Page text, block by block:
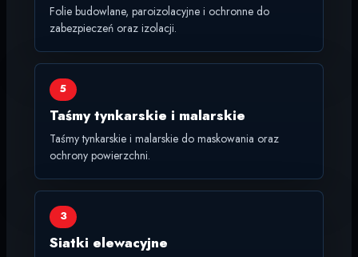
Folie budowlane, paroizolacyjne i ochronne do
zabezpieczeń oraz izolacji.
5
Taśmy tynkarskie i malarskie
Taśmy tynkarskie i malarskie do maskowania oraz
ochrony powierzchni.
3
Siatki elewacyjne